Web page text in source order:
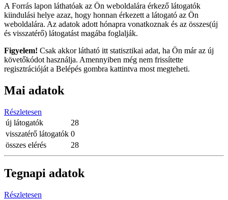
A Forrás lapon láthatóak az Ön weboldalára érkező látogatók
kiindulási helye azaz, hogy honnan érkezett a látogató az Ön
weboldalára. Az adatok adott hónapra vonatkoznak és az összes(új
és visszatérő) látogatást magába foglalják.
Figyelem! Csak akkor látható itt statisztikai adat, ha Ön már az új
követőkódot használja. Amennyiben még nem frissítette
regisztrációját a Belépés gombra kattintva most megteheti.
Mai adatok
Részletesen
új látogatók
28
visszatérő látogatók 0
összes elérés
28
Tegnapi adatok
Részletesen